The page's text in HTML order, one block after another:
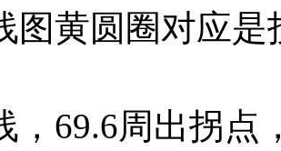
图黄圆圈对应
，69.6周出拐点